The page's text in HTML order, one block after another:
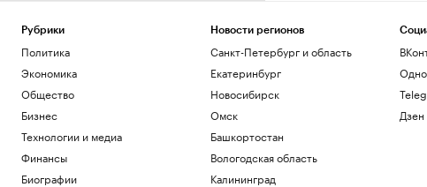
Рубрики
Политика
Экономика
Общество
Бизнес
Технологии и медиа
Финансы
Биографии
Новости регионов
Санкт-Петербург и область
Екатеринбург
Новосибирск
Омск
Башкортостан
Вологодская область
Калининград
Дзен